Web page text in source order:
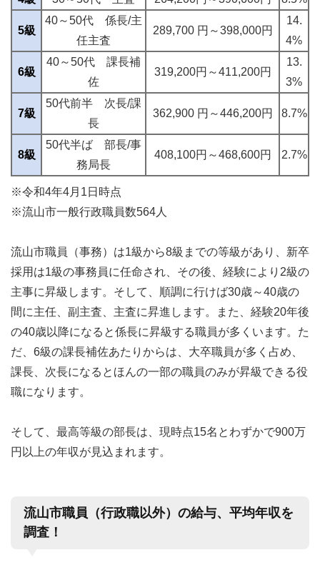
5級
40～50代 係長/主
任主査
289,700 円～398,000円
14.
4%
6級
40～50代 課長補
佐
319,200円～411,200円
13.
3%
7級
50代前半 次長/課
長
362,900 円～446,200円 8.7%
8級
50代半ば 部長/事
務局長
408,100円～468,600円 2.7%
※令和4年4月1日時点
※流山市一般行政職員数564人
流山市職員（事務）は1級から8級までの等級があり、新卒
採用は1級の事務員に任命され、その後、経験により2級の
主事に昇級します。そして、順調に行けば30歳～40歳の
間に主任、副主査、主査に昇進します。また、経験20年後
の40歳以降になると係長に昇級する職員が多くいます。た
だ、6級の課長補佐あたりからは、大卒職員が多く占め、
課長、次長になるとほんの一部の職員のみが昇級できる役
職になります。
そして、最高等級の部長は、現時点15名とわずかで900万
円以上の年収が見込まれます。
流山市職員（行政職以外）の給与、平均年収を
調査！